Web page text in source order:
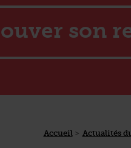
son
Accueil Actualités